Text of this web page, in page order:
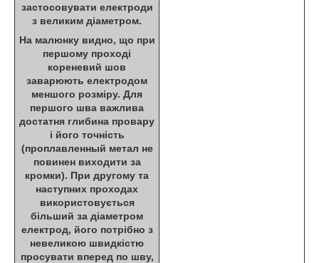
застосовувати електроди
з великим діаметром.
На малюнку видно, що при
першому проході
кореневий шов
заварюють електродом
меншого розміру. Для
першого шва важлива
достатня глибина провару
і його точність
(проплавленный метал не
повинен виходити за
кромки). При другому та
наступних проходах
використовується
більший за діаметром
електрод, його потрібно з
невеликою швидкістю
просувати вперед по шву,